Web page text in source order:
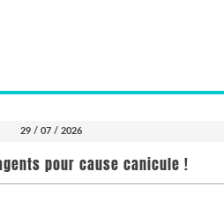
29 / 07 / 2026
pour cause canicule !